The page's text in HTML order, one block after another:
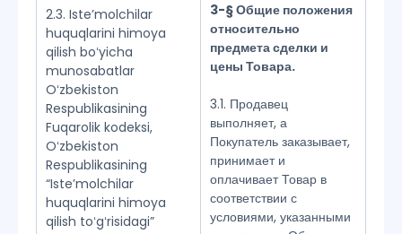
2.3. Isteʼmolchilar
huquqlarini himoya
qilish boʻyicha
munosabatlar
Oʻzbekiston
Respublikasining
Fuqarolik kodeksi,
Oʻzbekiston
Respublikasining
“Isteʼmolchilar
huquqlarini himoya
qilish toʻgʻrisidagi”
3-§ Общие положения
относительно
предмета сделки и
цены Товара.
3.1. Продавец
выполняет, а
Покупатель заказывает,
принимает и
оплачивает Товар в
соответствии с
условиями, указанными